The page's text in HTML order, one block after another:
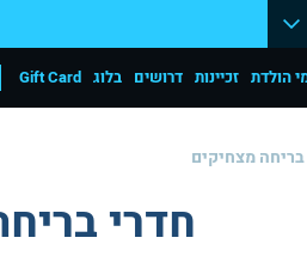
הולדת זכיינות דרושים בלוג Gift Card
בריחה מצחיקים
חדרי